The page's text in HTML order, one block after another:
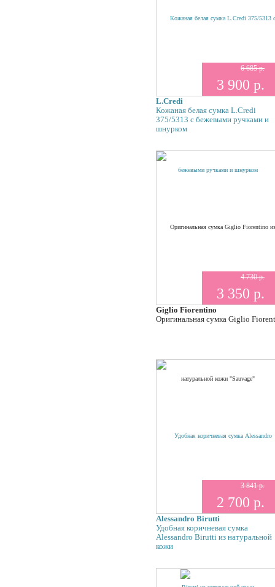
6 685 р.
3 900 р.
L.Credi
Кожаная белая сумка L.Credi
375/5313 с бежевыми ручками и
шнурком
4 730 р.
3 350 р.
Giglio Fiorentino
Оригинальная сумка Giglio
3 841 р.
2 700 р.
Alessandro Birutti
Удобная коричневая сумка
Alessandro Birutti из натуральной
кожи